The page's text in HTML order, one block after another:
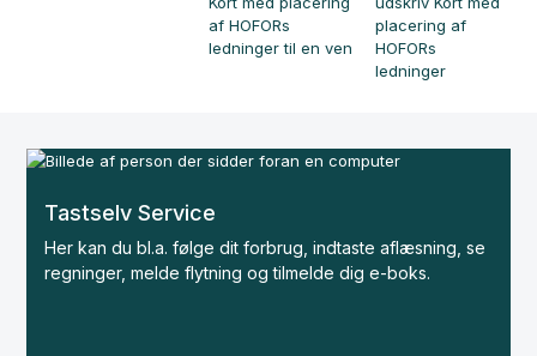
Tastselv Service
Her kan du bl.a. følge dit forbrug, indtaste aflæsning, se
regninger, melde flytning og tilmelde dig e-boks.